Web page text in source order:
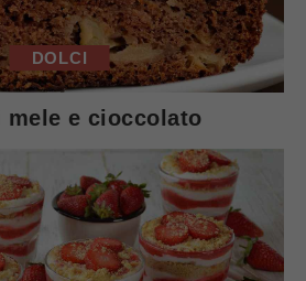
DOLCI
mele e cioccolato